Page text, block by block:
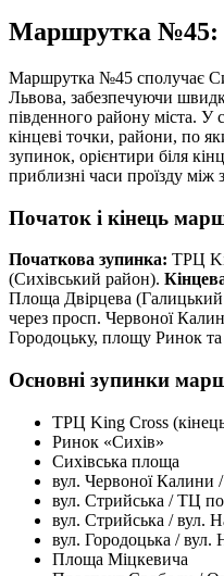
Маршрутка №45:
Маршрутка №45 сполучає
Львова, забезпечуючи
південного району міста. У
кінцеві точки, райони, по
зупинок, орієнтири біля
приблизні часи проїзду між
Початок і кінець
Початкова зупинка: ТРЦ
(Сихівський район).
Площа Двірцева
через просп. Червоної
Городоцьку, площу Ринок та
Основні зупинки
ТРЦ King Cross
Ринок «Сихів»
Сихівська площа
вул. Червоної Калини
вул. Стрийська / ТЦ
вул. Стрийська / вул.
вул. Городоцька / вул.
Площа Міцкевича